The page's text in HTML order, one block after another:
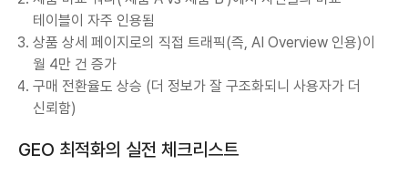
테이블이 자주 인용됨
상품 상세 페이지로의 직접 트래픽(즉, AI Overview 인용)이
월 4만 건 증가
구매 전환율도 상승 (더 정보가 잘 구조화되니 사용자가 더
신뢰함)
GEO 최적화의 실전 체크리스트